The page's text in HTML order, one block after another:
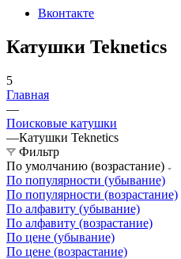
Вконтакте
Катушки Teknetics
5
Главная
—
Поисковые катушки
—Катушки Teknetics
Фильтр
По умолчанию (возрастание)
По популярности (убывание)
По популярности (возрастание)
По алфавиту (убывание)
По алфавиту (возрастание)
По цене (убывание)
По цене (возрастание)